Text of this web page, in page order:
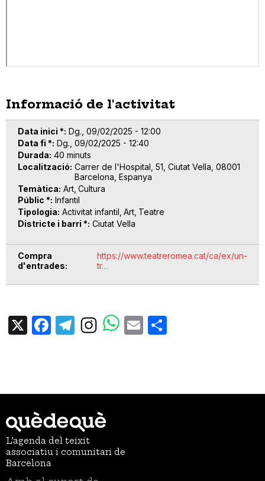
Informació de l'activitat
Data inici *
Dg., 09/02/2025 - 12:00
Data fi * Dg., 09/02/2025 - 12:40
Durada 40 minuts
Localització Carrer de l'Hospital, 51, Ciutat Vella, 08001
Barcelona, Espanya
Temàtica Art Cultura
Públic *
Infantil
Tipologia Activitat infantil Art Teatre
Districte i barri * Ciutat Vella
Compra
d'entrades
https://www.teatreromea.cat/ca/ex/un-
tr…
X Facebook
TelegramEmail
L’agenda del teixit
associatiu i comunitari de
Barcelona